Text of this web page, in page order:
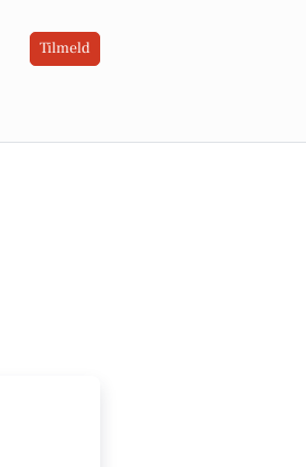
Tilmeld